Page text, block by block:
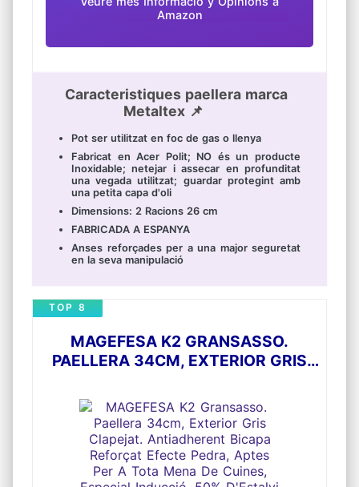
Amazon
Caracteristiques paellera marca
Metaltex 📌
Pot ser utilitzat en foc de gas o llenya
Fabricat en Acer Polit; NO és un producte
Inoxidable; netejar i assecar en profunditat
una vegada utilitzat; guardar protegint amb
una petita capa d'oli
Dimensions: 2 Racions 26 cm
FABRICADA A ESPANYA
Anses reforçades per a una major seguretat
en la seva manipulació
MAGEFESA K2 GRANSASSO.
PAELLERA 34CM, EXTERIOR GRIS
REFORÇAT EFECTE PEDRA, APTES
PER A TOTA MENA DE CUINES,
ESPECIAL INDUCCIÓ. 50% D'ESTALVI
ENERGÈTIC.
TOP 8